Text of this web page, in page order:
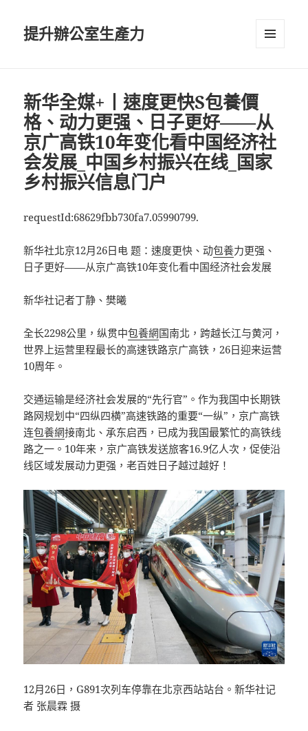
提升辦公室生產力
新华全媒+丨速度更快S包養價
格、动力更强、日子更好——从
京广高铁10年变化看中国经济社
会发展_中国乡村振兴在线_国家
乡村振兴信息门户
requestId:68629fbb730fa7.05990799.
新华社北京12月26日电 题：速度更快、动包養力更强、
日子更好——从京广高铁10年变化看中国经济社会发展
新华社记者丁静、樊曦
全长2298公里，纵贯中包養網国南北，跨越长江与黄河，
世界上运营里程最长的高速铁路京广高铁，26日迎来运营
10周年。
交通运输是经济社会发展的“先行官”。作为我国中长期铁
路网规划中“四纵四横”高速铁路的重要“一纵”，京广高铁
连包養網接南北、承东启西，已成为我国最繁忙的高铁线
路之一。10年来，京广高铁发送旅客16.9亿人次，促使沿
线区域发展动力更强，老百姓日子越过越好！
12月26日，G891次列车停靠在北京西站站台。新华社记
者 张晨霖 摄